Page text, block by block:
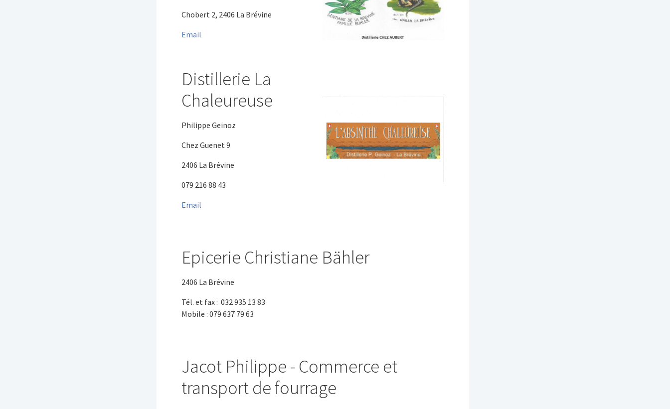
Chobert 2, 2406 La Brévine
Email
Distillerie La
Chaleureuse
Philippe Geinoz
Chez Guenet 9
2406 La Brévine
079 216 88 43
Email
Epicerie Christiane Bähler
2406 La Brévine
Tél. et fax : 032 935 13 83
Mobile : 079 637 79 63
Jacot Philippe - Commerce et
transport de fourrage